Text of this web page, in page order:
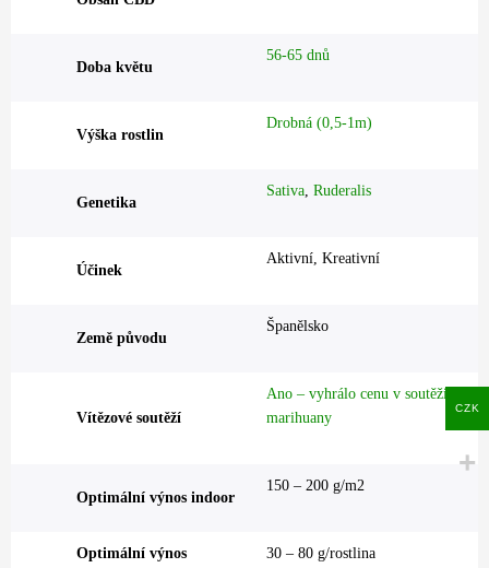
Doba květu
56-65 dnů
Výška rostlin
Drobná (0,5-1m)
Genetika
Sativa, Ruderalis
Účinek
Aktivní, Kreativní
Země původu
Španělsko
Vítězové soutěží
Ano – vyhrálo cenu v soutěži
marihuany
Optimální výnos indoor
150 – 200 g/m2
Optimální výnos
30 – 80 g/rostlina
CZK